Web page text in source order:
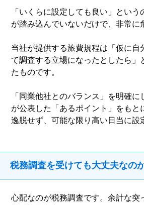
「いくらに設定しても良い」とい
が踏み込んでいないだけで、非常に
当社が提供する旅費規程は「仮に自
て調査する立場になったとしたら」
たものです。
「同業他社とのバランス」を明確に
が公表した「あるポイント」をもと
逸脱せず、可能な限り高い日当に設
税務調査を受けても大丈夫なの
心配なのが税務調査です。余計な突